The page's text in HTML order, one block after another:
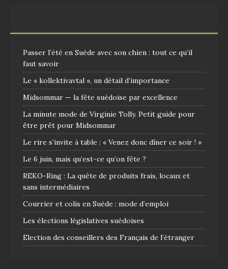
Passer l’été en Suède avec son chien : tout ce qu’il
faut savoir
Le « kollektivavtal », un détail d’importance
Midsommar — la fête suédoise par excellence
La minute mode de Virginie Tolly. Petit guide pour
être prêt pour Midsommar
Le rire s’invite à table : « Venez donc dîner ce soir ! »
Le 6 juin, mais qu’est-ce qu’on fête ?
REKO-Ring : La quête de produits frais, locaux et
sans intermédiaires
Courrier et colis en Suède : mode d’emploi
Les élections législatives suédoises
Election des conseillers des Français de l’étranger